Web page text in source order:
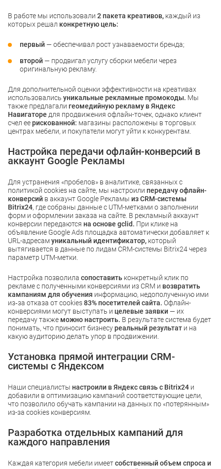
В работе мы использовали 2 пакета креативов, каждый из
которых решал конкретную цель:
первый— обеспечивал рост узнаваемости бренда;
второй— продвигал услугу сборки мебели через
оригинальную рекламу.
Для дополнительной оценки эффективности на креативах
использовались уникальные рекламные промокоды. Мы
также предлагали геомедийную рекламу в Яндекс
Навигаторе для продвижения офлайн-точек, однако клиент
счел еерискованной: магазины расположены в торговых
центрах мебели, и покупатели могут уйти к конкурентам.
Настройка передачи офлайн-конверсий в
аккаунт Google Рекламы
Для устранения «пробелов» в аналитике, связанных с
политикой cookies на сайте, мы настроили передачу офлайн-
конверсий в аккаунт Google Рекламы из CRM-системы
Bitrix24, где собраны данные с UTM-метками о заполнении
форм и оформлении заказа на сайте. В рекламный аккаунт
конверсии передаются на основе gclid. При клике на
объявление Google Ads площадка автоматически добавляет к
URL-адресам уникальный идентификатор, который
вытягивается в данные по лидам CRM-системы Bitrix24 через
параметр UTM-метки.
Настройка позволила сопоставить конкретный клик по
рекламе с полученными конверсиями из CRM и возвратить
кампаниям для обучения информацию, недополученную ими
из‑за отказа от cookies83% посетителей сайта. Офлайн-
конверсиями могут выступать и целевые заявки— их
передачу также можно настроить. В результате система будет
понимать, что приносит бизнесуреальный результат и на
какую аудиторию делать упор в продвижении.
Установка прямой интеграции CRM-
системы с Яндексом
Наши специалисты настроили в Яндекс связь с Bitrix24 и
добавили в оптимизацию кампаний соответствующие цели,
что позволило обучать кампании на данных по «потерянным»
из-за cookies конверсиям.
Разработка отдельных кампаний для
каждого направления
Каждая категория мебели имеетсобственный объем спроса и